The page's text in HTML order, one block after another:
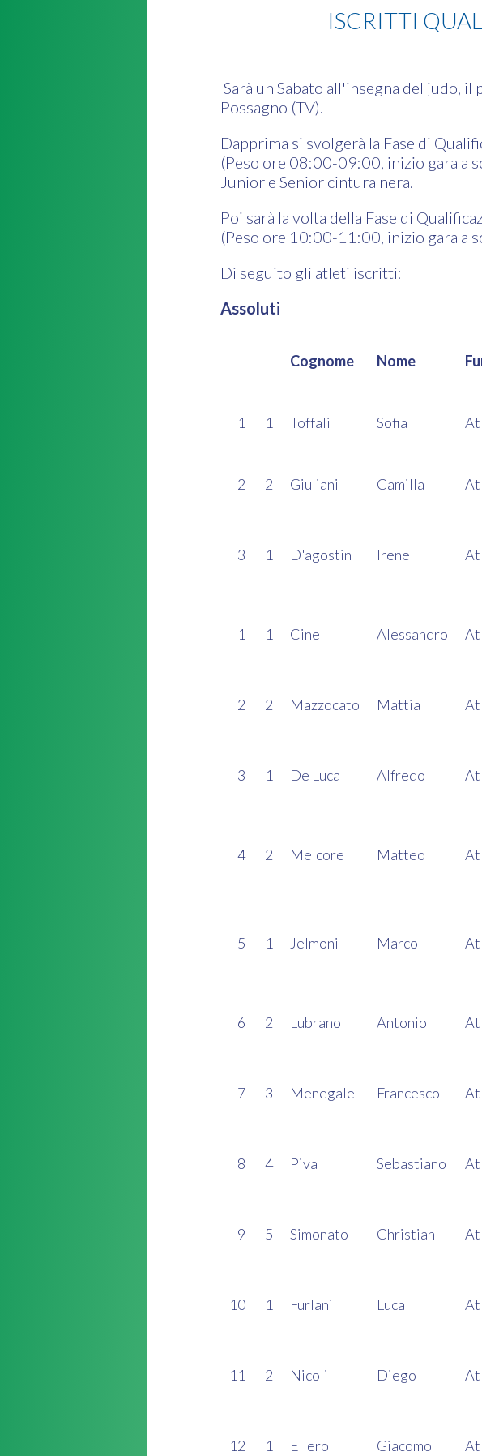
ISCRITTI
Sarà un Sabato all'insegna del judo,
Possagno (TV).
Dapprima si svolgerà la Fase di
(Peso ore 08:00-09:00, inizio gara a
Junior e Senior cintura nera.
Poi sarà la volta della Fase di
(Peso ore 10:00-11:00, inizio gara a
Di seguito gli atleti iscritti:
Assoluti
Cognome Nome
1 1 Toffali Sofia
2 2 Giuliani Camilla
3 1 D'agostin Irene
1 1 Cinel Alessandro
2 2 Mazzocato Mattia
3 1 De Luca Alfredo
4 2 Melcore Matteo
5 1 Jelmoni Marco
6 2 Lubrano Antonio
7 3 Menegale Francesco
8 4 Piva Sebastiano
9 5 Simonato Christian
10 1 Furlani Luca
11 2 Nicoli Diego
12 1 Ellero Giacomo